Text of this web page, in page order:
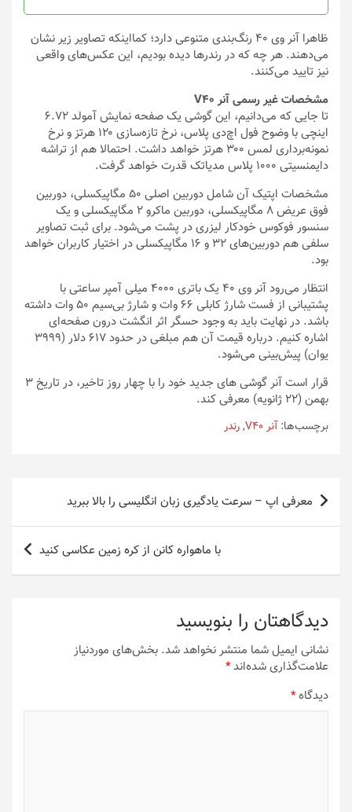
ظاهرا آنر وی ۴۰ رنگ‌بندی متنوعی دارد؛ کمااینکه تصاویر زیر نشان
می‌دهند. هر چه که در رندرها دیده بودیم، این عکس‌های واقعی
نیز تایید می‌کنند.
مشخصات غیر رسمی آنر V40
تا جایی که می‌دانیم، این گوشی یک صفحه نمایش آمولد ۶.۷۲
اینچی با وضوح فول اچ‌دی پلاس، نرخ تازه‌سازی ۱۲۰ هرتز و نرخ
نمونه‌برداری لمس ۳۰۰ هرتز خواهد داشت. احتمالا هم از تراشه
دایمنسیتی ۱۰۰۰ پلاس مدیاتک قدرت خواهد گرفت.
مشخصات اپتیک آن شامل دوربین اصلی ۵۰ مگاپیکسلی، دوربین
فوق عریض ۸ مگاپیکسلی، دوربین ماکرو ۲ مگاپیکسلی و یک
سنسور فوکوس خودکار لیزری در پشت می‌شود. برای ثبت تصاویر
سلفی هم دوربین‌های ۳۲ و ۱۶ مگاپیکسلی در اختیار کاربران خواهد
بود.
انتظار می‌رود آنر وی ۴۰ یک باتری ۴۰۰۰ میلی آمپر ساعتی با
پشتیبانی از فست شارژ کابلی ۶۶ وات و شارژ بی‌سیم ۵۰ وات داشته
باشد. در نهایت باید به وجود حسگر اثر انگشت درون صفحه‌ای
اشاره کنیم. درباره قیمت آن هم مبلغی در حدود ۶۱۷ دلار (۳۹۹۹
یوان) پیش‌بینی می‌شود.
قرار است آنر گوشی های جدید خود را با چهار روز تاخیر، در تاریخ ۳
بهمن (۲۲ ژانویه) معرفی کند.
برچسب‌ها: آنر V40 ,رندر
راهبری
نوشته
معرفی اپ – سرعت یادگیری زبان انگلیسی را بالا ببرید
با ماهواره کانن از کره زمین عکاسی کنید
دیدگاهتان را بنویسید
نشانی ایمیل شما منتشر نخواهد شد. بخش‌های موردنیاز
علامت‌گذاری شده‌اند*
دیدگاه*